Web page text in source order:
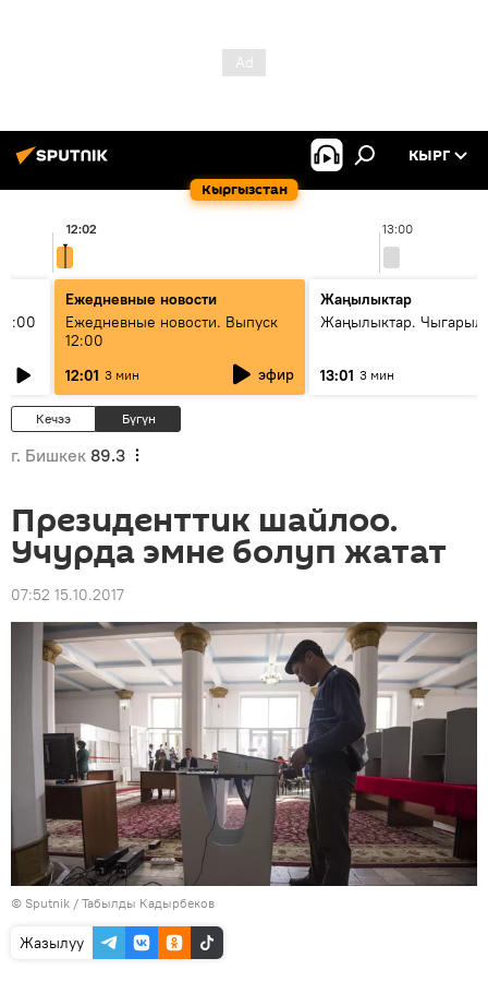
Кыргызстан
КЫРГ
13:00
12:02
Ежедневные новости
Ежедневные новости. Выпуск
12:00
12:01 3 мин эфир
Жаңылыктар
Жаңылыктар.
13:01 3 мин
Кечээ Бүгүн
г. Бишкек 89.3
Президенттик шайлоо.
Учурда эмне болуп жатат
07:52 15.10.2017
© Sputnik / Табылды Кадырбеков
Жазылуу